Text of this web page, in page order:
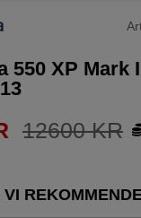
550 XP Mark
12600KR